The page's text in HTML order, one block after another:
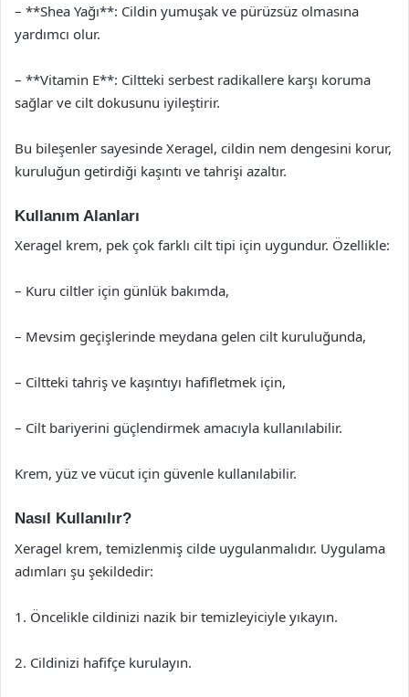
– **Shea Yağı**: Cildin yumuşak ve pürüzsüz olmasına
yardımcı olur.
– **Vitamin E**: Ciltteki serbest radikallere karşı koruma
sağlar ve cilt dokusunu iyileştirir.
Bu bileşenler sayesinde Xeragel, cildin nem dengesini korur,
kuruluğun getirdiği kaşıntı ve tahrişi azaltır.
Kullanım Alanları
Xeragel krem, pek çok farklı cilt tipi için uygundur. Özellikle:
– Kuru ciltler için günlük bakımda,
– Mevsim geçişlerinde meydana gelen cilt kuruluğunda,
– Ciltteki tahriş ve kaşıntıyı hafifletmek için,
– Cilt bariyerini güçlendirmek amacıyla kullanılabilir.
Krem, yüz ve vücut için güvenle kullanılabilir.
Nasıl Kullanılır?
Xeragel krem, temizlenmiş cilde uygulanmalıdır. Uygulama
adımları şu şekildedir:
1. Öncelikle cildinizi nazik bir temizleyiciyle yıkayın.
2. Cildinizi hafifçe kurulayın.